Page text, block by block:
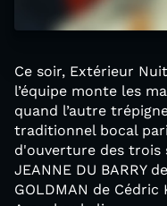
Ce soir, Extérieur
l’équipe monte les
quand l’autre
traditionnel bocal
d'ouverture des trois
JEANNE DU BARRY
GOLDMAN de Cédric